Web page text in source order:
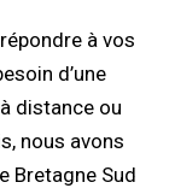
à vos
d’une
distance ou
nous avons
Bretagne Sud